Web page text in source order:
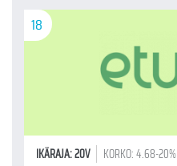
18
IKÄRAJA: 20V KORKO: 4.68-20%